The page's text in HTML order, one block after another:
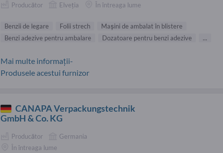
Producător Elveţia În întreaga lume
Benzii de legare Folii strech
Maşini de ambalat în blistere
Benzi adezive pentru ambalare
Dozatoare pentru benzi adezive ...
Mai multe informații-
Produsele acestui furnizor
CANAPA Verpackungstechnik
GmbH & Co. KG
Producător
Germania
În întreaga lume